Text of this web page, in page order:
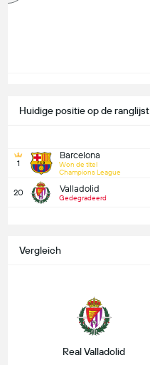
Huidige positie op de ranglijst
1
Barcelona
Won de titel
Champions League
20 Valladolid
Gedegradeerd
Vergleich
Real Valladolid